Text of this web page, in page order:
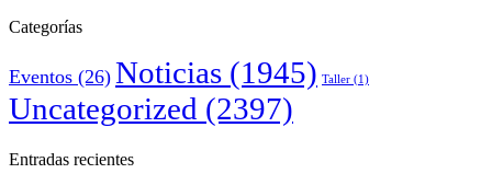
Categorías
Eventos (26) Noticias (1945) Taller (1)
Uncategorized (2397)
Entradas recientes